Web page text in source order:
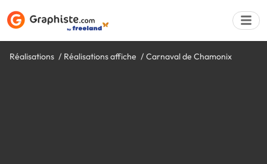
Réalisations Réalisations affiche Carnaval de Chamonix